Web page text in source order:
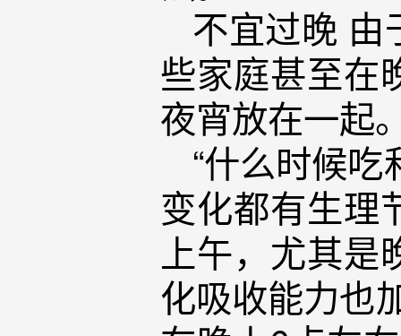
不宜过晚 由
些家庭甚至在
夜宵放在一起
“什么时候
变化都有生理
上午，尤其
化吸收能力也